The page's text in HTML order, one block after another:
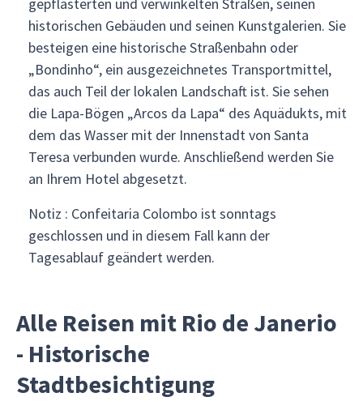
historischen Gebäuden und seinen Kunstgalerien. Sie
besteigen eine historische Straßenbahn oder
„Bondinho“, ein ausgezeichnetes Transportmittel,
das auch Teil der lokalen Landschaft ist. Sie sehen
die Lapa-Bögen „Arcos da Lapa“ des Aquädukts, mit
dem das Wasser mit der Innenstadt von Santa
Teresa verbunden wurde. Anschließend werden Sie
an Ihrem Hotel abgesetzt.
Notiz : Confeitaria Colombo ist sonntags
geschlossen und in diesem Fall kann der
Tagesablauf geändert werden.
Alle Reisen mit Rio de Janerio
- Historische
Stadtbesichtigung